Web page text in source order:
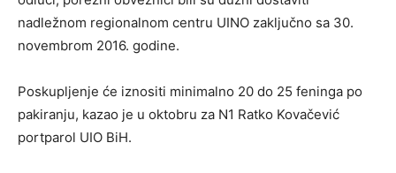
nadležnom regionalnom centru UINO zaključno sa 30.
novembrom 2016. godine.
Poskupljenje će iznositi minimalno 20 do 25 feninga po
pakiranju, kazao je u oktobru za N1 Ratko Kovačević
portparol UIO BiH.